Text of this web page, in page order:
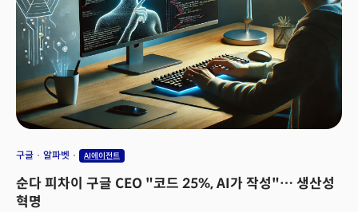
구글 알파벳 AI에이전트
순다 피차이 구글 CEO "코드 25%, AI가 작성"… 생산성
혁명